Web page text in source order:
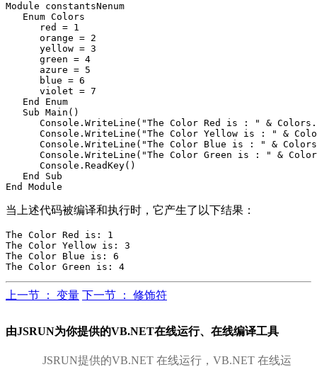
Module constantsNenum
   Enum Colors
      red = 1
      orange = 2
      yellow = 3
      green = 4
      azure = 5
      blue = 6
      violet = 7
   End Enum
   Sub Main()
Console.WriteLine("The Color Red is : " &
Console.WriteLine("The Color Yellow is : " &
Console.WriteLine("The Color Blue is : " &
Console.WriteLine("The Color Green is : " &
      Console.ReadKey()
   End Sub
当上述代码被编译和执行时，它产生了以下结果：
The Color Red is: 1
The Color Yellow is: 3
The Color Blue is: 6
上一节 ： 变量 下一节 ： 修饰符
由JSRUN为你提供的VB.NET在线运行、在线编译工具
JSRUN提供的VB.NET 在线运行，VB.NET 在线运